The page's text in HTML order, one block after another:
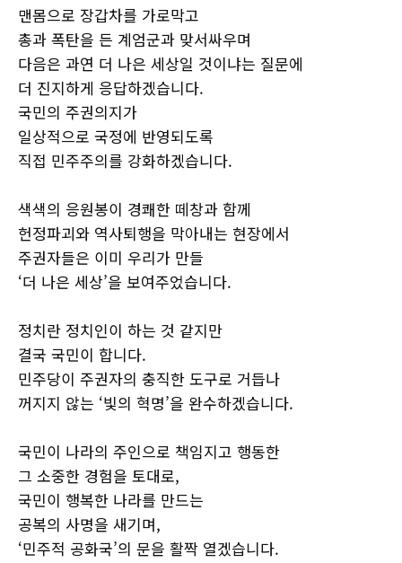
맨몸으로 장갑차를 가로막고
총과 폭탄을 든 계엄군과 맞서싸우며
다음은 과연 더 나은 세상일 것이냐는 질문에
더 진지하게 응답하겠습니다.
국민의 주권의지가
일상적으로 국정에 반영되도록
직접 민주주의를 강화하겠습니다.
색색의 응원봉이 경쾌한 떼창과 함께
헌정파괴와 역사퇴행을 막아내는 현장에서
주권자들은 이미 우리가 만들
‘더 나은 세상’을 보여주었습니다.
정치란 정치인이 하는 것 같지만
결국 국민이 합니다.
민주당이 주권자의 충직한 도구로 거듭나
꺼지지 않는 ‘빛의 혁명’을 완수하겠습니다.
국민이 나라의 주인으로 책임지고 행동한
그 소중한 경험을 토대로,
국민이 행복한 나라를 만드는
공복의 사명을 새기며,
‘민주적 공화국’의 문을 활짝 열겠습니다.